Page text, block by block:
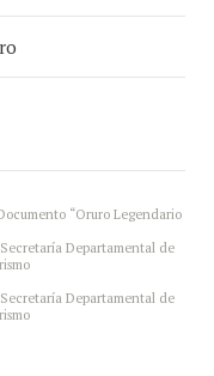
“Oruro Legendario
Departamental de
Departamental de